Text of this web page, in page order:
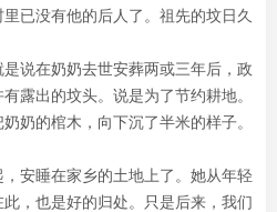
已没有他的后人了。祖先的坟日久
说在奶奶去世安葬两或三年后，政
露出的坟头。说是为了节约耕地。
奶的棺木，向下沉了半米的样子。
安睡在家乡的土地上了。她从年轻
，也是好的归处。只是后来，我们